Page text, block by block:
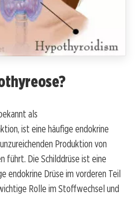
als
ist eine häufige endokrine
Produktion von
führt. Die Schilddrüse ist eine
endokrine Drüse im vorderen Teil
Rolle im Stoffwechsel und